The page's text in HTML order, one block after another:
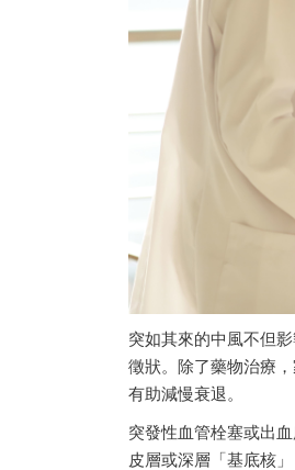
突如其來的中風不但
徵狀。除了藥物治療
有助減慢衰退。
突發性血管栓塞或出
皮層或深層「基底核